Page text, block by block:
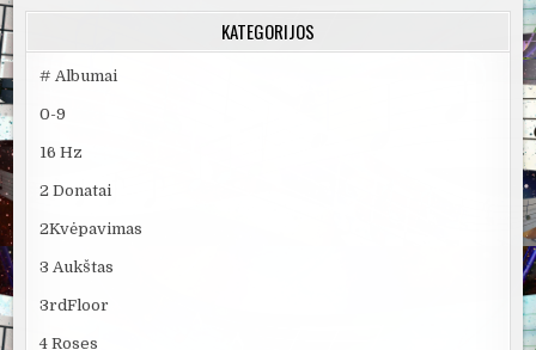
KATEGORIJOS
# Albumai
0-9
16 Hz
2 Donatai
2Kvėpavimas
3 Aukštas
3rdFloor
4 Roses